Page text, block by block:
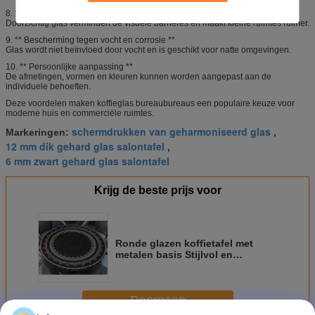
8. ** Gevoel van ruimte **
Doorzichtig glas vermindert de visuele barrières en maakt kleine ruimtes ruimer.
9. ** Bescherming tegen vocht en corrosie **
Glas wordt niet beïnvloed door vocht en is geschikt voor natte omgevingen.
10. ** Persoonlijke aanpassing **
De afmetingen, vormen en kleuren kunnen worden aangepast aan de
individuele behoeften.
Deze voordelen maken koffieglas bureaubureaus een populaire keuze voor
moderne huis en commerciële ruimtes.
Markeringen: schermdrukken van geharmoniseerd glas ,
12 mm dik gehard glas salontafel ,
6 mm zwart gehard glas salontafel
Krijg de beste prijs voor
Ronde glazen koffietafel met
metalen basis Stijlvol en
Doorgaan